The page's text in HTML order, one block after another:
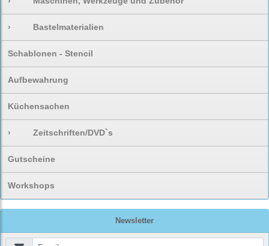
› Bastelmaterialien
Schablonen - Stencil
Aufbewahrung
Küchensachen
› Zeitschriften/DVD`s
Gutscheine
Workshops
Newsletter